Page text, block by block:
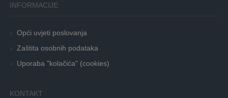
INFORMACIJE
Opći uvjeti poslovanja
Zaštita osobnih podataka
Uporaba "kolačića" (cookies)
KONTAKT